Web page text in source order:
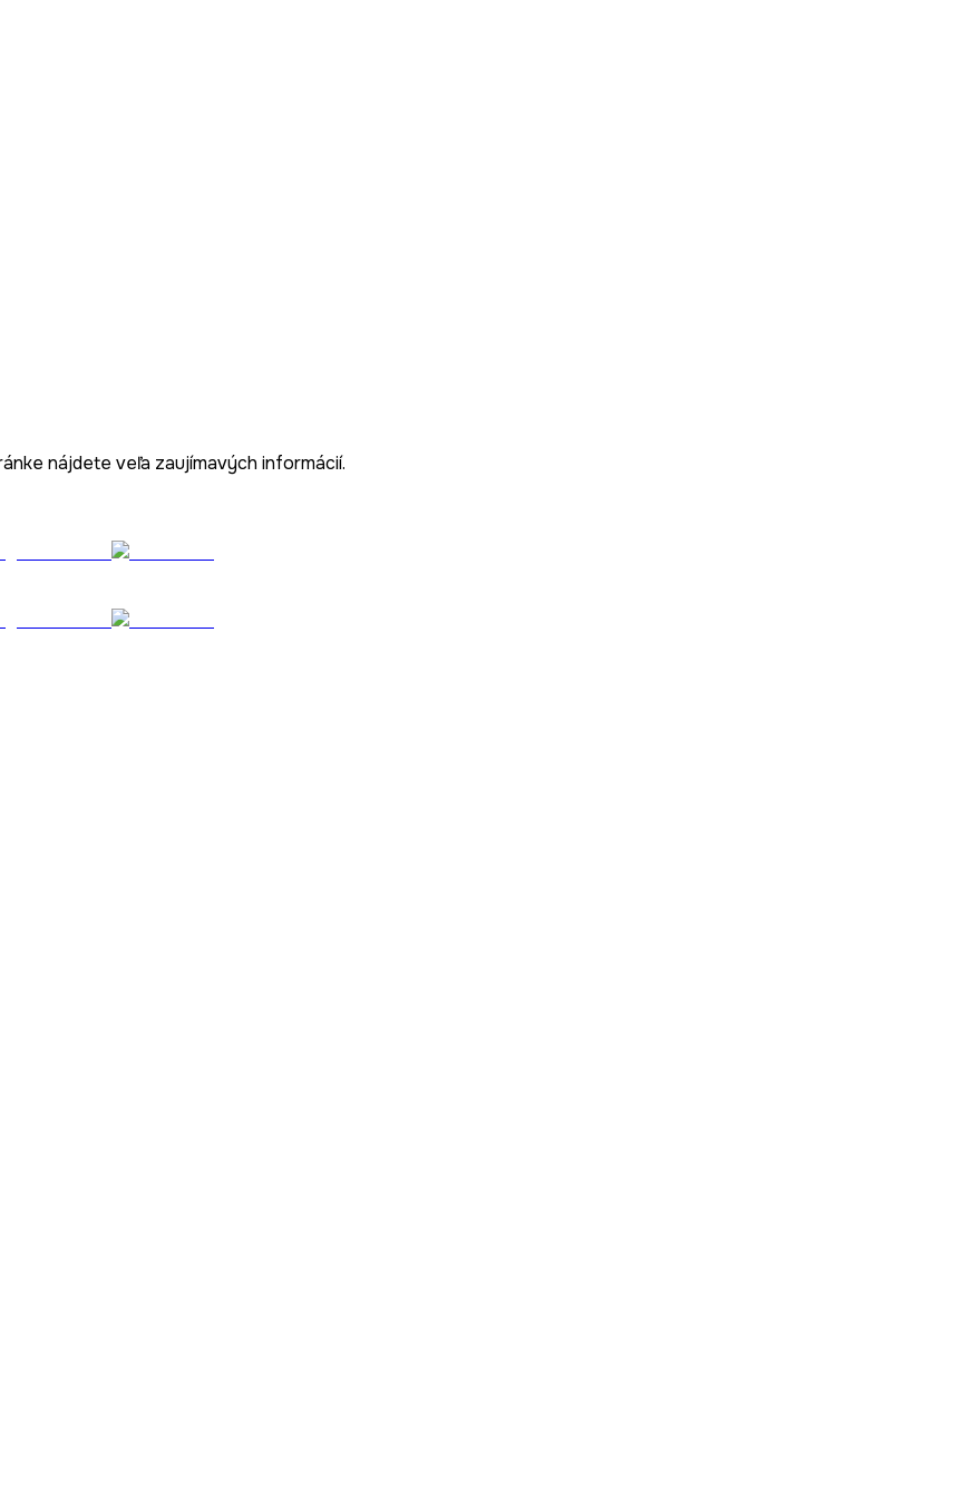
nájdete veľa zaujímavých informácií.